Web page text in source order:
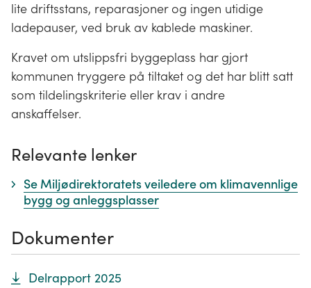
lite driftsstans, reparasjoner og ingen utidige
ladepauser, ved bruk av kablede maskiner.
Kravet om utslippsfri byggeplass har gjort
kommunen tryggere på tiltaket og det har blitt satt
som tildelingskriterie eller krav i andre
anskaffelser.
Relevante lenker
Se Miljødirektoratets veiledere om klimavennlige
bygg og anleggsplasser
Dokumenter
Delrapport 2025